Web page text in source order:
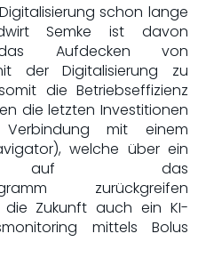
schon lange
Semke ist davon
Aufdecken von
der Digitalisierung zu
die Betriebseffizienz
die letzten Investitionen
mit einem
welche über ein
auf das
zurückgreifen
Zukunft auch ein KI-
mittels Bolus